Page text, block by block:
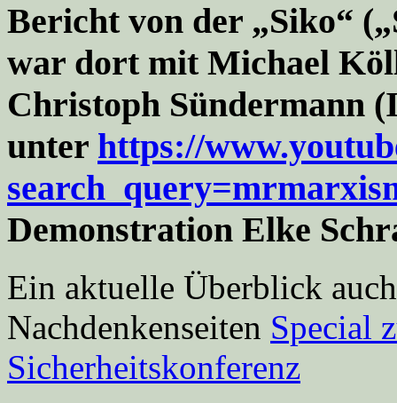
Bericht von der „Siko“
war dort mit Michael
Christoph Sündermann
unter https://
Demonstration Elke
Ein aktuelle Überblick
Nachdenkenseiten Special
Sicherheitskonferenz